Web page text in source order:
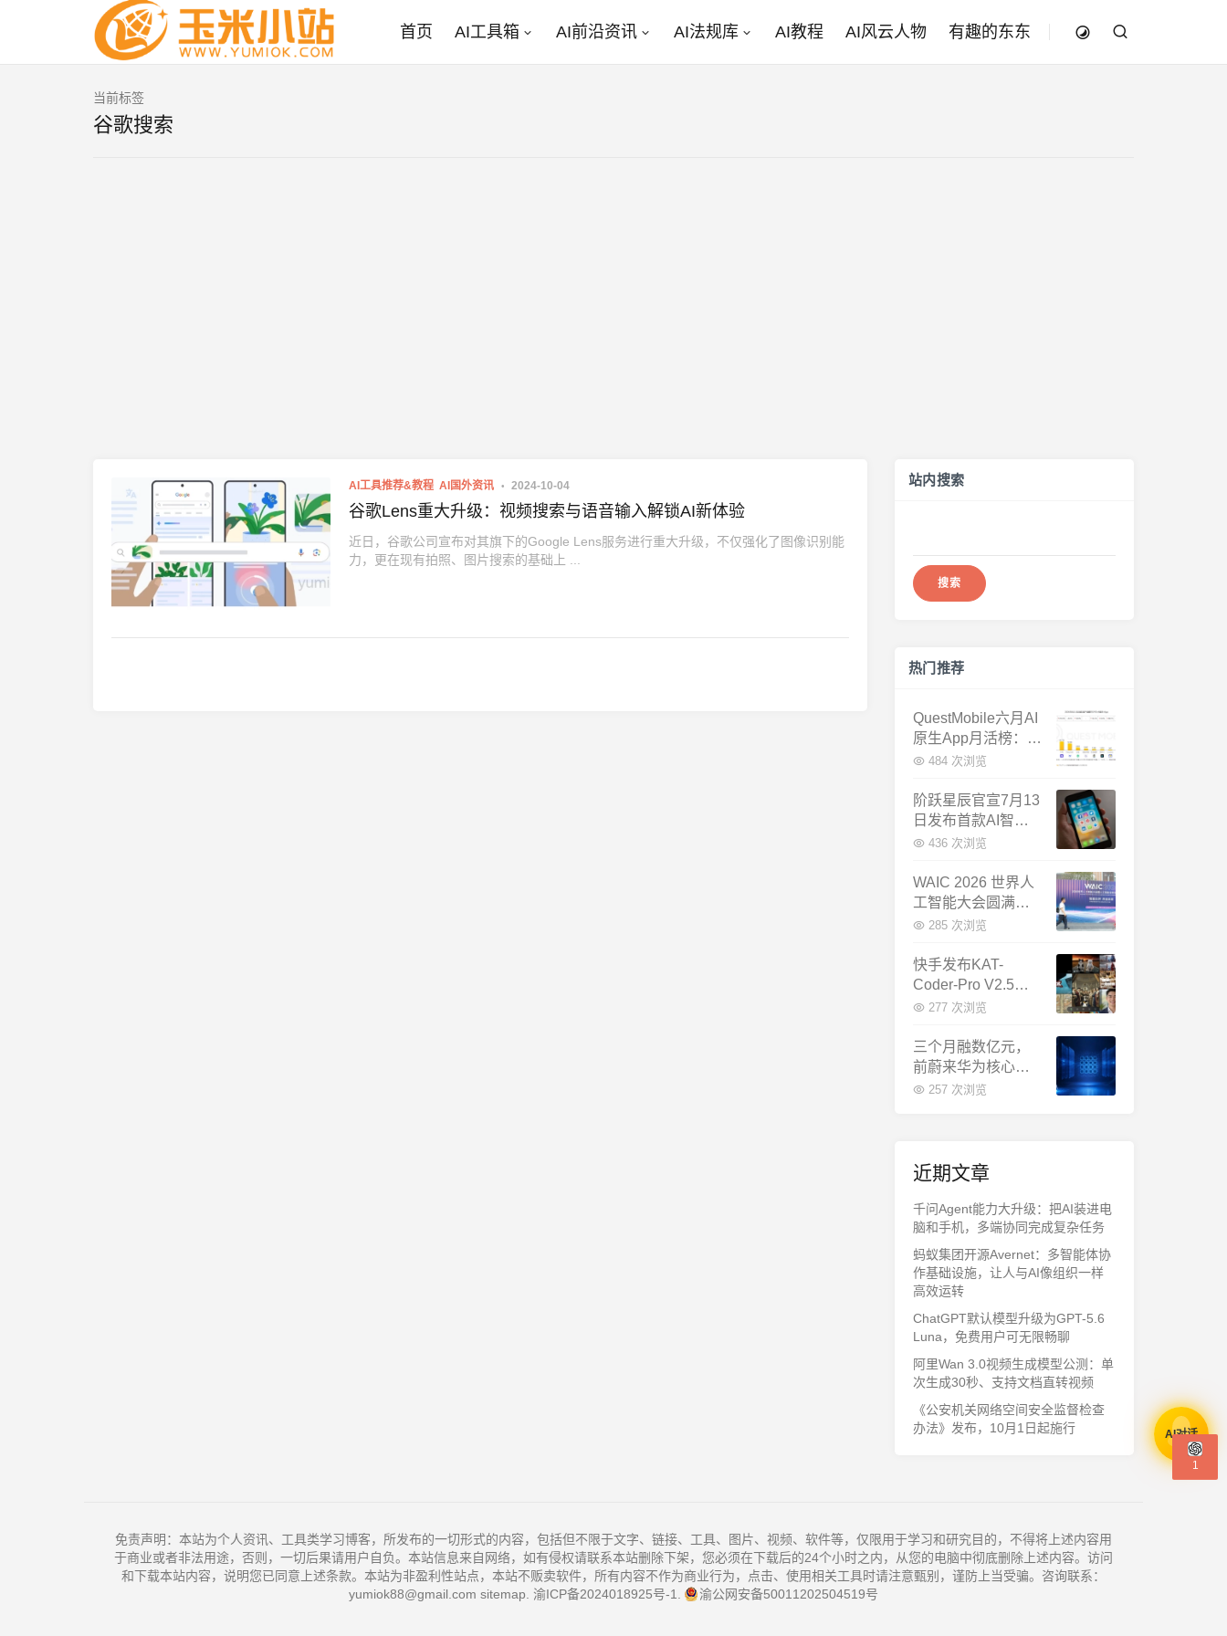
首页 AI工具箱 AI前沿资讯 AI法规库 AI教程 AI风云人物 有趣的东东
当前标签
谷歌搜索
AI工具推荐&教程 AI国外资讯 2024-10-04
谷歌Lens重大升级：视频搜索与语音输入解锁AI新体验
近日，谷歌公司宣布对其旗下的Google Lens服务进行重大升级，不仅强化了图像识别能
力，更在现有拍照、图片搜索的基础上 ...
站内搜索
热门推荐
QuestMobile六月AI
原生App月活榜：豆
包3.8亿断层第一，
倍
484 次浏览
阶跃星辰官宣7月13
日发布首款AI智能
体终端：大模型公
436 次浏览
WAIC 2026 世界人
工智能大会圆满闭
幕：多项重磅成果
球AI合作新中心
285 次浏览
快手发布KAT-
Coder-Pro V2.5：
首个能端到端跑通
编程模型
277 次浏览
三个月融数亿元，
前蔚来华为核心成
员联手创立日冕开
257 次浏览
近期文章
千问Agent能力大升级：把AI装进电
脑和手机，多端协同完成复杂任务
蚂蚁集团开源Avernet：多智能体协
作基础设施，让人与AI像组织一样
高效运转
ChatGPT默认模型升级为GPT-5.6
Luna，免费用户可无限畅聊
阿里Wan 3.0视频生成模型公测：单
次生成30秒、支持文档直转视频
《公安机关网络空间安全监督检查
办法》发布，10月1日起施行
免责声明：本站为个人资讯、工具类学习博客，所发布的一切形式的内容，包括但不限于文字、链接、工具、图片、视频、软件等，仅限用于学习和研究目的，不得将上述内容用
于商业或者非法用途，否则，一切后果请用户自负。本站信息来自网络，如有侵权请联系本站删除下架，您必须在下载后的24个小时之内，从您的电脑中彻底删除上述内容。访问
和下载本站内容，说明您已同意上述条款。本站为非盈利性站点，本站不贩卖软件，所有内容不作为商业行为，点击、使用相关工具时请注意甄别，谨防上当受骗。咨询联系：
yumiok88@gmail.com sitemap 渝ICP备2024018925号-1 渝公网安备50011202504519号
1
AI对话